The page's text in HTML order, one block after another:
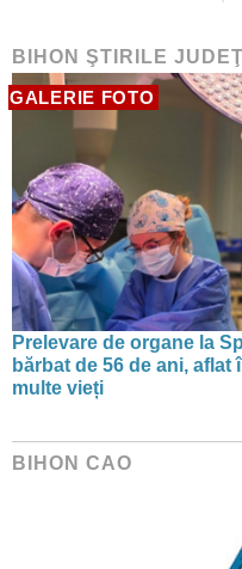
BIHON ŞTIRILE
GALERIE FOTO
Prelevare de organe la
bărbat de 56 de ani,
multe vieți
BIHON CAO